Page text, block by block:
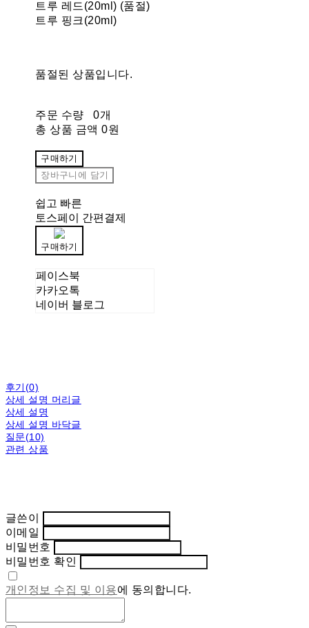
트루 레드(20ml) (품절)
트루 핑크(20ml)
품절된 상품입니다.
주문 수량
0개
총 상품 금액 0원
구매하기
장바구니에 담기
쉽고 빠른
토스페이 간편결제
구매하기
페이스북
카카오톡
네이버 블로그
후기(0)
상세 설명 머리글
상세 설명
상세 설명 바닥글
질문(10)
관련 상품
글쓴이
이메일
비밀번호
비밀번호 확인
개인정보 수집 및 이용에 동의합니다.